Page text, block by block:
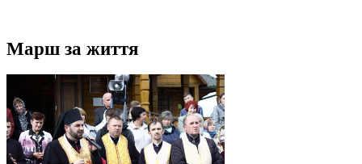
Марш за життя